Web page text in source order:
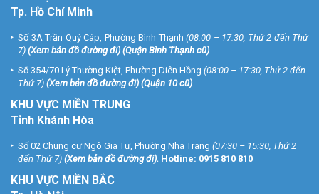
Tp. Hồ Chí Minh
Số 3A Trần Quý Cáp, Phường Bình Thạnh (08:00 – 17:30, Thứ 2 đến Thứ
7) (Xem bản đồ đường đi) (Quận Bình Thạnh cũ)
Số 354/70 Lý Thường Kiệt, Phường Diên Hồng (08:00 – 17:30, Thứ 2 đến
Thứ 7) (Xem bản đồ đường đi) (Quận 10 cũ)
KHU VỰC MIỀN TRUNG
Tỉnh Khánh Hòa
Số 02 Chung cư Ngô Gia Tự, Phường Nha Trang (07:30 – 15:30, Thứ 2
đến Thứ 7) (Xem bản đồ đường đi). Hotline: 0915 810 810
KHU VỰC MIỀN BẮC